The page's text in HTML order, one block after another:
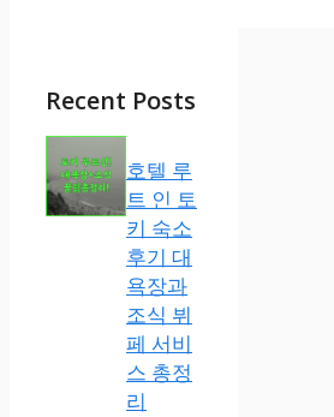
Recent Posts
호텔 루
트 인 토
키 숙소
후기 대
욕장과
조식 뷔
페 서비
스 총정
리